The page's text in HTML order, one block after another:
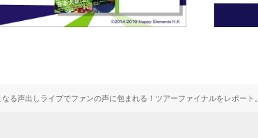
る声出しライブでファンの声に包まれる！ツアーファイナルをレポート。